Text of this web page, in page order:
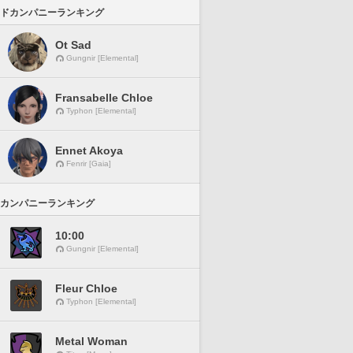
カンパニーランキング
Ot Sad
Gungnir [Elemental]
Fransabelle Chloe
Typhon [Elemental]
Ennet Akoya
Fenrir [Gaia]
ンパニーランキング
10:00
Gungnir [Elemental]
Fleur Chloe
Typhon [Elemental]
Metal Woman